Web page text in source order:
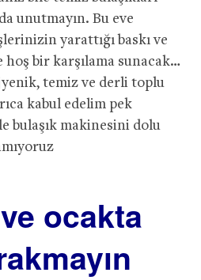
unutmayın. Bu eve
yarattığı baskı ve
hoş bir karşılama sunacak…
temiz ve derli toplu
kabul edelim pek
bulaşık makinesini dolu
ocakta